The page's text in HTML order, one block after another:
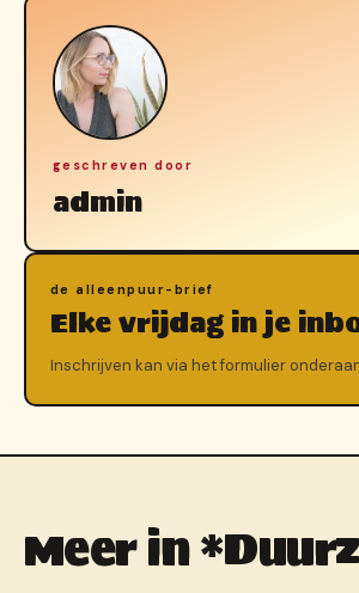
geschreven door
admin
de alleenpuur-brief
Elke vrijdag in je
Inschrijven kan via het formulier
Meer in